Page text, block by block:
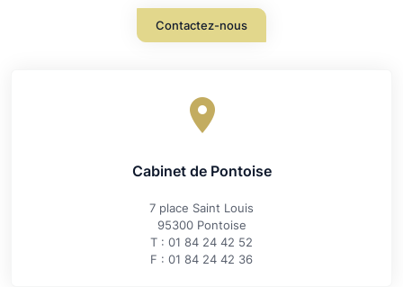
Contactez-nous
Cabinet de Pontoise
7 place Saint Louis
95300 Pontoise
T : 01 84 24 42 52
F : 01 84 24 42 36